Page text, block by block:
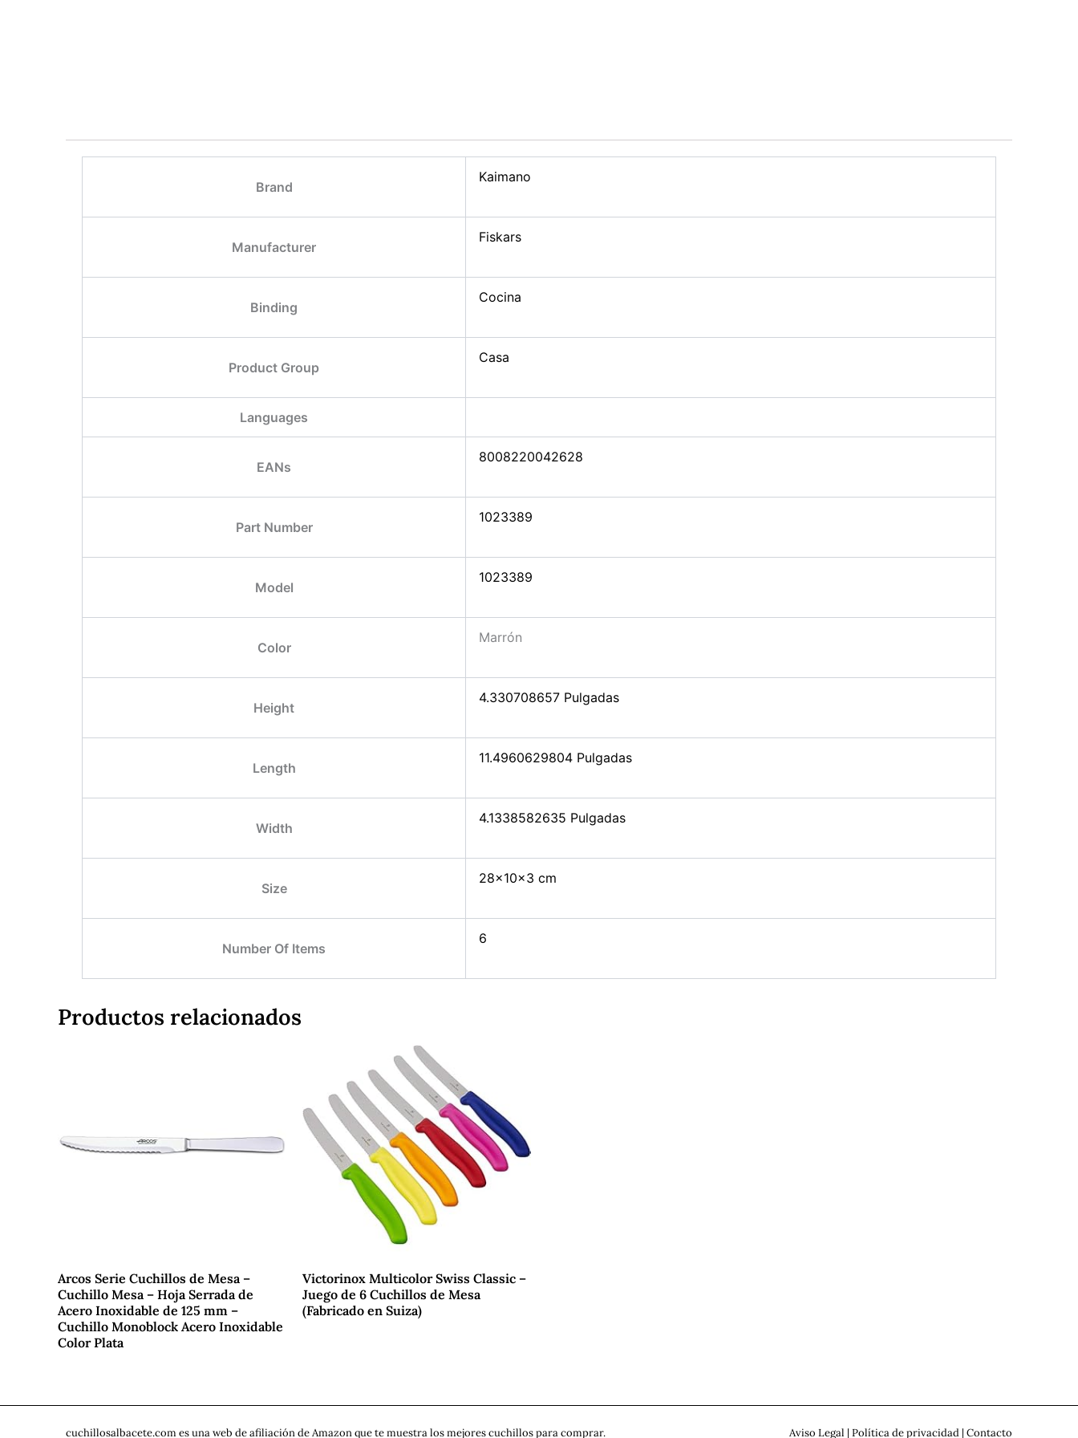
Brand
Kaimano
Manufacturer
Fiskars
Binding
Cocina
Product Group
Casa
Languages
EANs
8008220042628
Part Number
1023389
Model
1023389
Color
Marrón
Height
4.330708657 Pulgadas
Length
11.4960629804 Pulgadas
Width
4.1338582635 Pulgadas
Size
28x10x3 cm
Number Of Items
6
Productos relacionados
Arcos Serie Cuchillos de Mesa –
Cuchillo Mesa – Hoja Serrada de
Acero Inoxidable de 125 mm –
Cuchillo Monoblock Acero Inoxidable
Color Plata
Victorinox Multicolor Swiss Classic –
Juego de 6 Cuchillos de Mesa
(Fabricado en Suiza)
cuchillosalbacete.com es una web de afiliación de Amazon que te muestra los mejores cuchillos para comprar. Aviso Legal | Política de privacidad | Contacto